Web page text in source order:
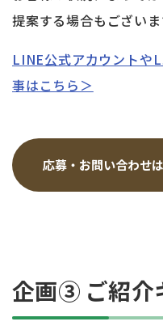
提案する場合もござい
LINE公式アカウントや
事はこちら＞
応募・お問い合わせ
企画③ ご紹介